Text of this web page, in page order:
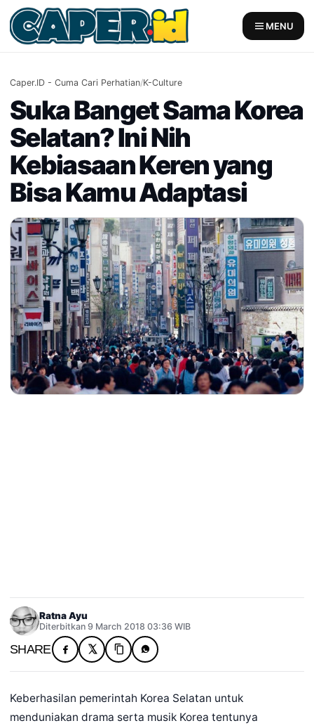
Skip
to
content
MENU
Caper.ID - Cuma Cari Perhatian/K-Culture
Suka Banget Sama Korea
Selatan? Ini Nih
Kebiasaan Keren yang
Bisa Kamu Adaptasi
Ratna Ayu
Diterbitkan 9 March 2018 03:36 WIB
SHARE
Keberhasilan pemerintah Korea Selatan untuk
menduniakan drama serta musik Korea tentunya